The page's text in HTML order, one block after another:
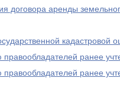
договора аренды
кадастровой
ранее
ранее